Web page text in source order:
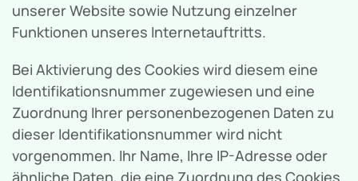
unserer Website sowie Nutzung einzelner
Funktionen unseres Internetauftritts.
Bei Aktivierung des Cookies wird diesem eine
Identifikationsnummer zugewiesen und eine
Zuordnung Ihrer personenbezogenen Daten zu
dieser Identifikationsnummer wird nicht
vorgenommen. Ihr Name, Ihre IP-Adresse oder
ähnliche Daten, die eine Zuordnung des Cookies